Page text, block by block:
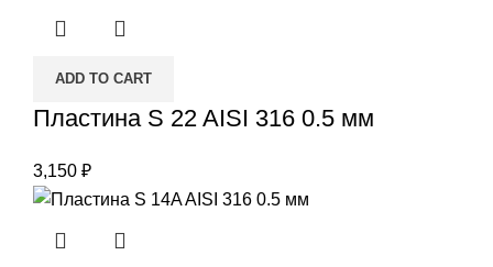
ADD TO CART
Пластина S 22 AISI 316 0.5 мм
3,150 ₽